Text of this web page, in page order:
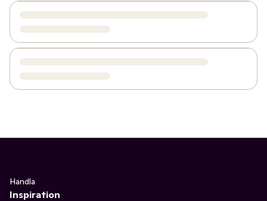
Handla
Inspiration